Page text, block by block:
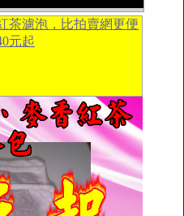
茶濾泡，比拍賣網更便
元起